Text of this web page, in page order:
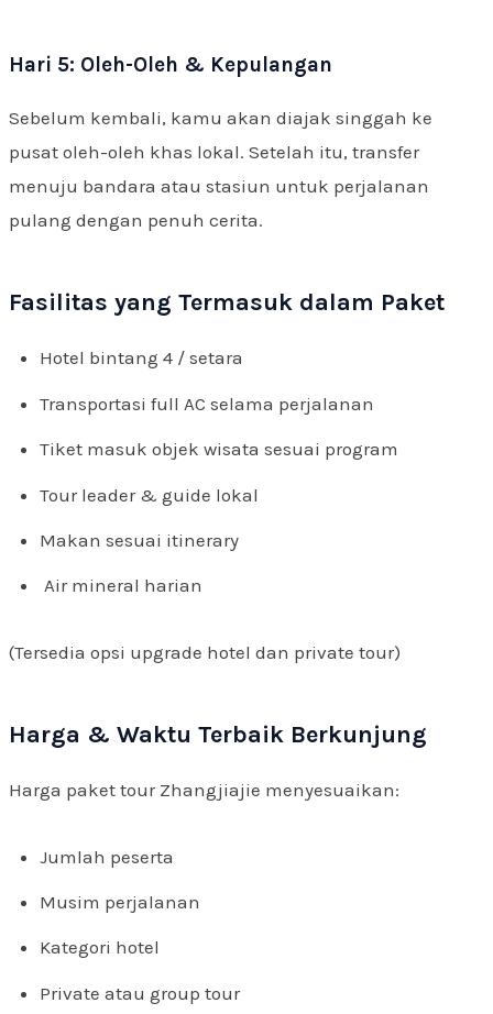
Hari 5: Oleh-Oleh & Kepulangan
Sebelum kembali, kamu akan diajak singgah ke
pusat oleh-oleh khas lokal. Setelah itu, transfer
menuju bandara atau stasiun untuk perjalanan
pulang dengan penuh cerita.
Fasilitas yang Termasuk dalam Paket
Hotel bintang 4 / setara
Transportasi full AC selama perjalanan
Tiket masuk objek wisata sesuai program
Tour leader & guide lokal
Makan sesuai itinerary
Air mineral harian
(Tersedia opsi upgrade hotel dan private tour)
Harga & Waktu Terbaik Berkunjung
Harga paket tour Zhangjiajie menyesuaikan:
Jumlah peserta
Musim perjalanan
Kategori hotel
Private atau group tour